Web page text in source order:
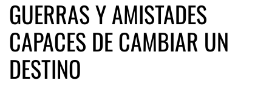
GUERRAS Y AMISTADES
CAPACES DE CAMBIAR UN
DESTINO